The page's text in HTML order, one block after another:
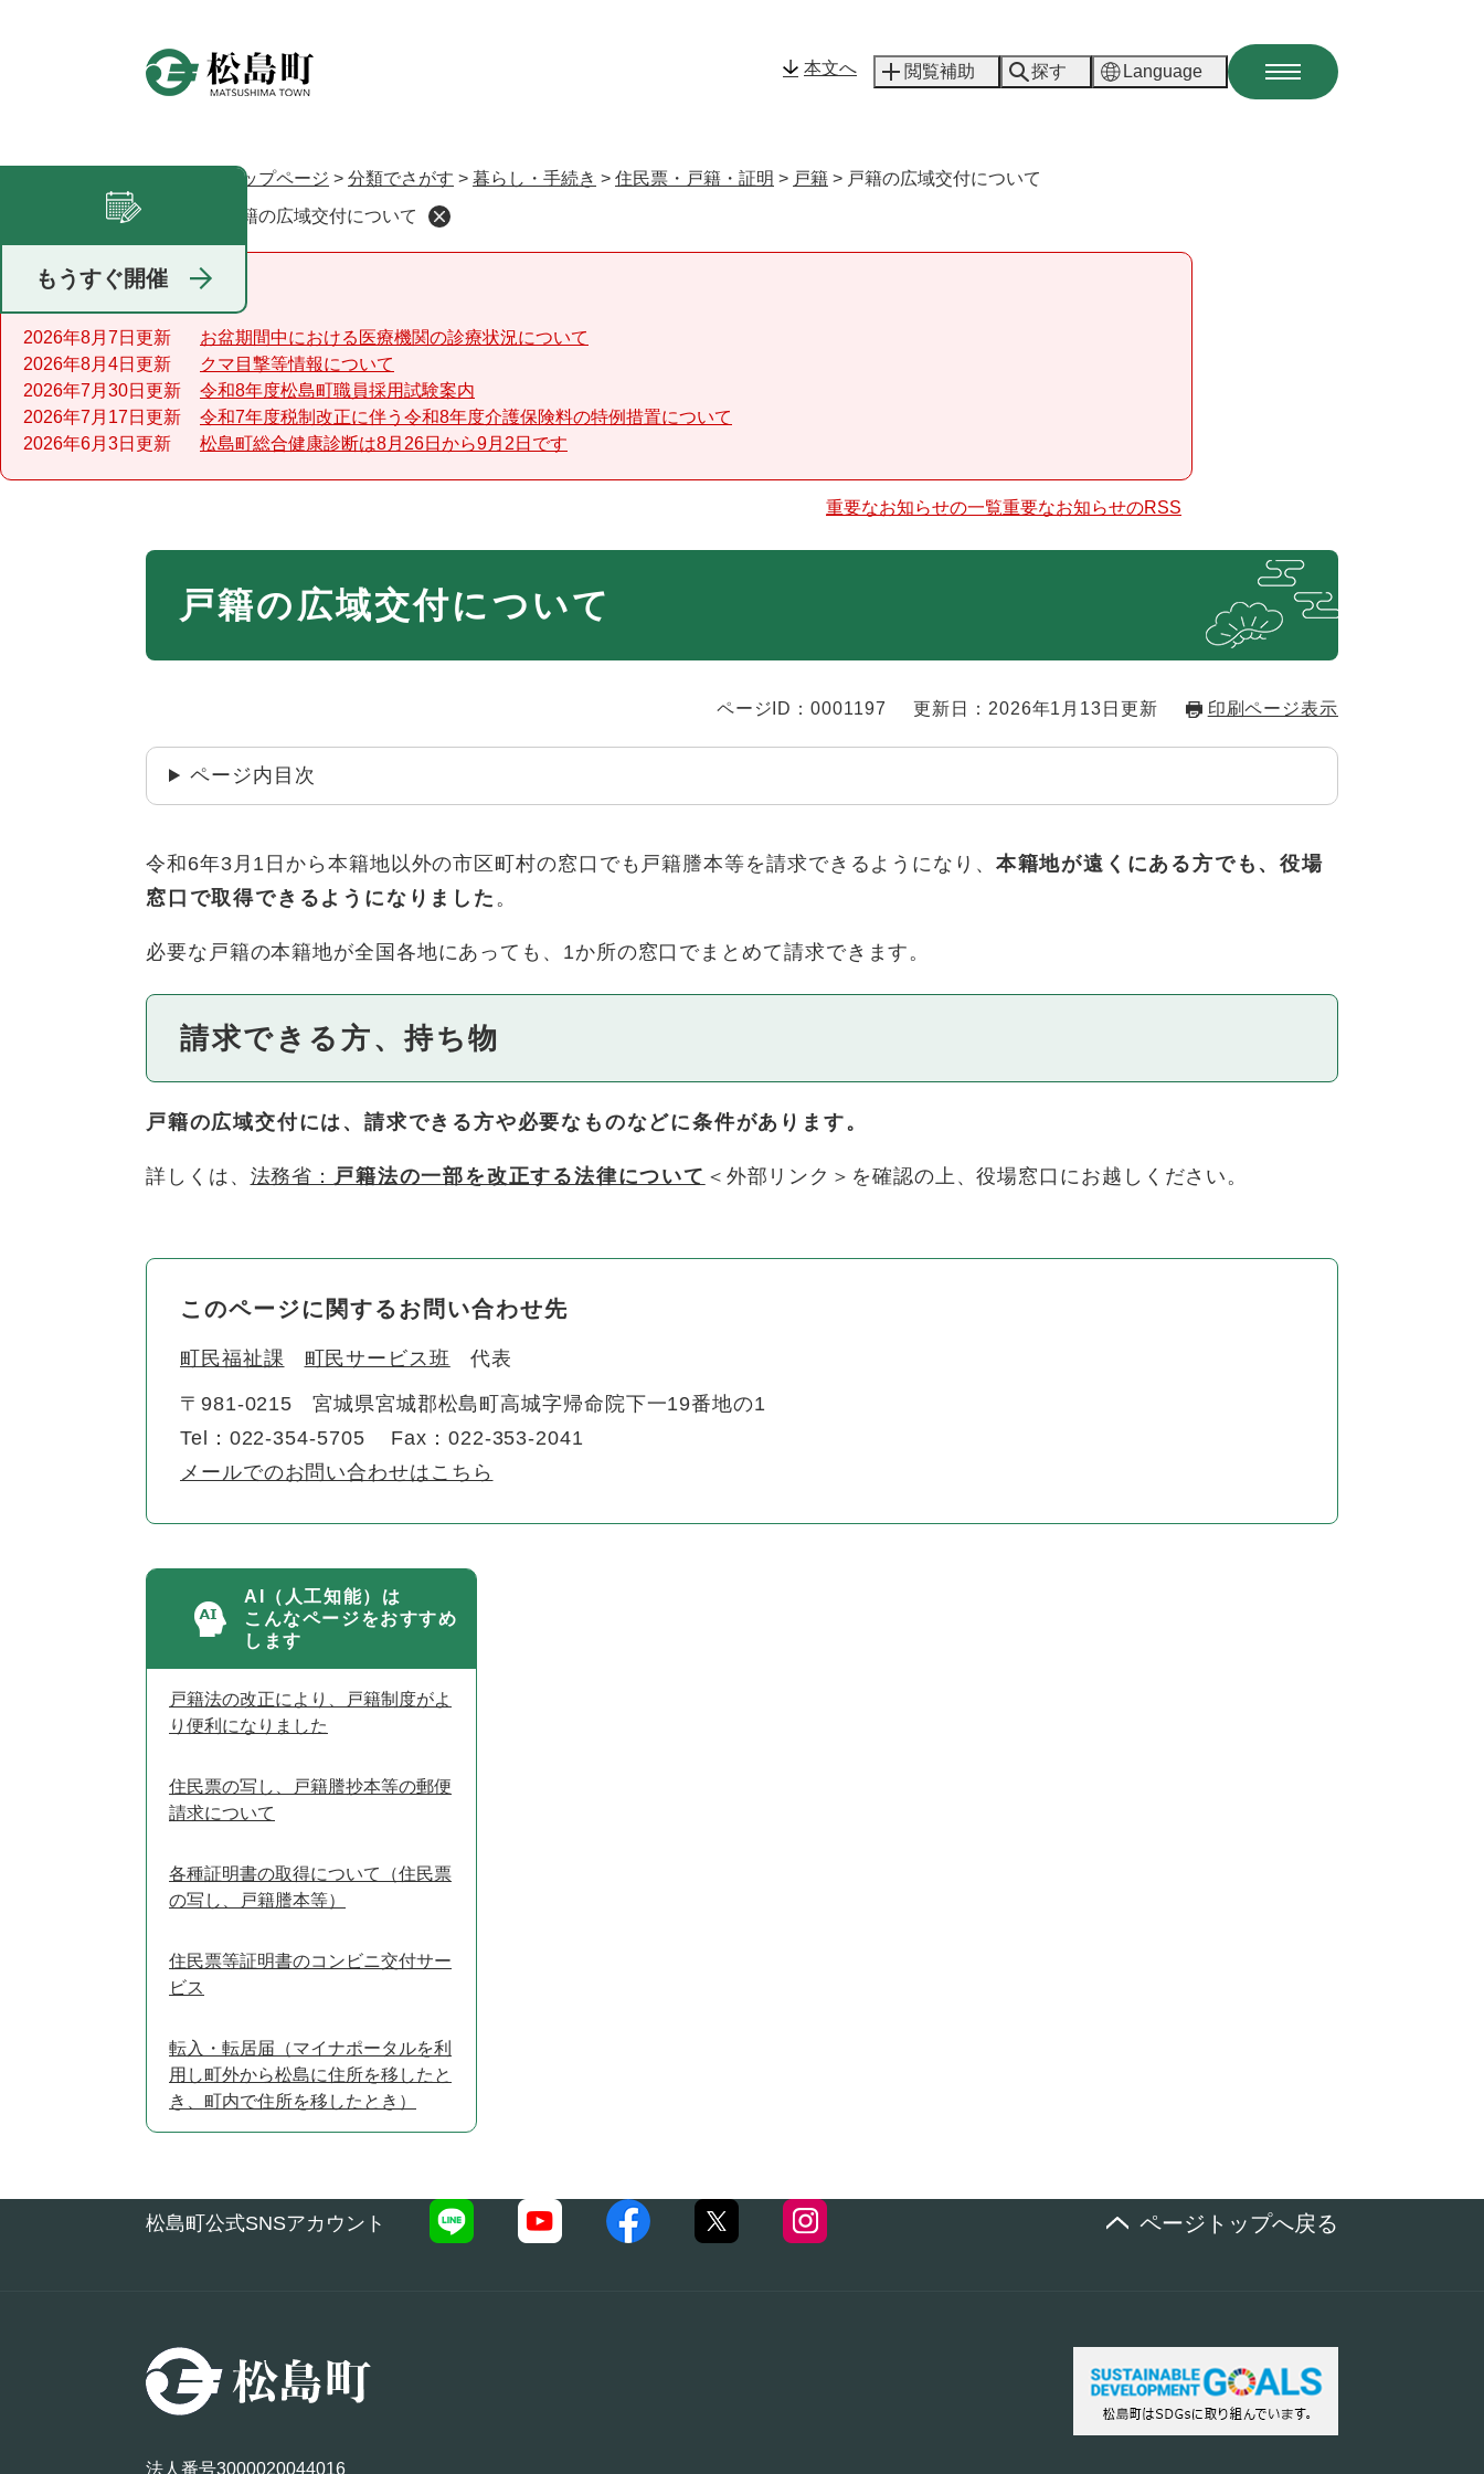
で
本文へ 閲覧補助 探す Language
トップページ > 分類でさがす > 暮らし・手続き > 住民票・戸籍・証明 > 戸籍 > 戸籍の広域交付について
戸籍の広域交付について
重要なお知らせ
2026年8月7日更新
お盆期間中における医療機関の診療状況について
2026年8月4日更新
クマ目撃等情報について
2026年7月30日更新
令和8年度松島町職員採用試験案内
2026年7月17日更新
令和7年度税制改正に伴う令和8年度介護保険料の特例措置について
2026年6月3日更新
松島町総合健康診断は8月26日から9月2日です
重要なお知らせの一覧重要なお知らせのRSS
戸籍の広域交付について
ページID：0001197 更新日：2026年1月13日更新 印刷ページ表示
ページ内目次
令和6年3月1日から本籍地以外の市区町村の窓口でも戸籍謄本等を請求できるようになり、 本籍地が遠くにある方でも、役場
窓口で取得できるようになりました 。
必要な戸籍の本籍地が全国各地にあっても、1か所の窓口でまとめて請求できます。
請求できる方、持ち物
戸籍の広域交付には、請求できる方や必要なものなどに条件があります。
詳しくは、 法務省： 戸籍法の一部を改正する法律について ＜外部リンク＞ を確認の上、役場窓口にお越しください。
このページに関するお問い合わせ先
町民福祉課 町民サービス班 代表
〒981-0215
宮城県宮城郡松島町高城字帰命院下一19番地の1
Tel：022-354-5705
Fax：022-353-2041
メールでのお問い合わせはこちら
もうすぐ開催
AI（人工知能）は
こんなページをおすすめ
します
戸籍法の改正により、戸籍制度がよ
り便利になりました
住民票の写し、戸籍謄抄本等の郵便
請求について
各種証明書の取得について（住民票
の写し、戸籍謄本等）
住民票等証明書のコンビニ交付サー
ビス
転入・転居届（マイナポータルを利
用し町外から松島に住所を移したと
き、町内で住所を移したとき）
松島町公式SNSアカウント ページトップへ戻る
法人番号3000020044016